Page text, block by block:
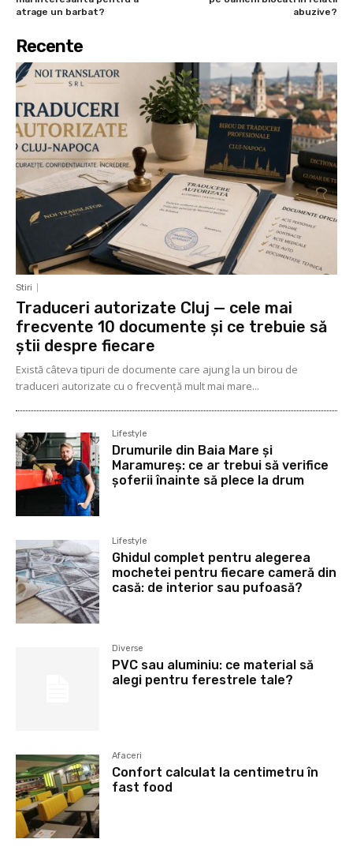
atrage un barbat?
abuzive?
Recente
Stiri
Traduceri autorizate Cluj — cele mai
frecvente 10 documente și ce trebuie să
știi despre fiecare
Există câteva tipuri de documente care ajung la un birou de
traduceri autorizate cu o frecvență mult mai mare...
Lifestyle
Drumurile din Baia Mare și
Maramureș: ce ar trebui să verifice
șoferii înainte să plece la drum
Lifestyle
Ghidul complet pentru alegerea
mochetei pentru fiecare cameră din
casă: de interior sau pufoasă?
Diverse
PVC sau aluminiu: ce material să
alegi pentru ferestrele tale?
Afaceri
Confort calculat la centimetru în
fast food